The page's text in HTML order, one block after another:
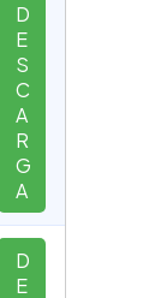
D
E
S
C
A
R
G
A
D
E